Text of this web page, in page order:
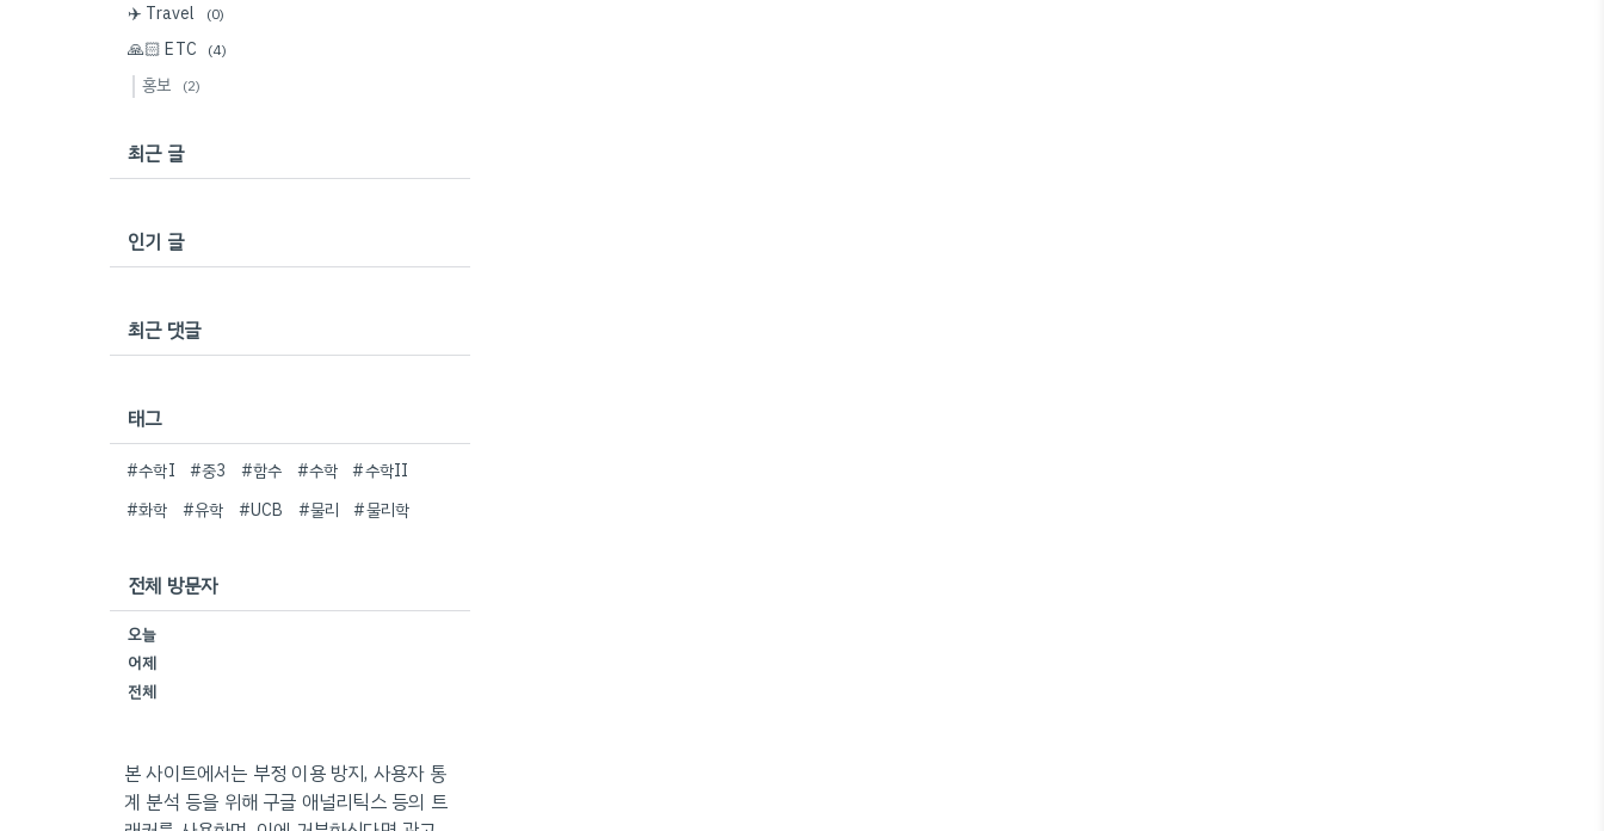
✈️ Travel (0)
🙏🏻 ETC (4)
홍보 (2)
최근 글
인기 글
최근 댓글
태그
#수학I #중3 #함수 #수학 #수학II
#화학
#유학 #UCB #물리 #물리학
전체 방문자
오늘
어제
전체
본 사이트에서는 부정 이용 방지, 사용자 통
계 분석 등을 위해 구글 애널리틱스 등의 트